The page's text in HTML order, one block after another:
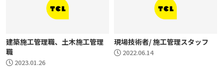
建築施工管理職、土木施工管理
職
2023.01.26
現場技術者/ 施工管理スタッフ
2022.06.14